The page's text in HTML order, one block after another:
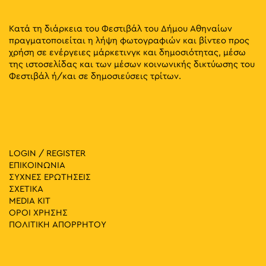
Κατά τη διάρκεια του Φεστιβάλ του Δήμου Αθηναίων
πραγματοποιείται η λήψη φωτογραφιών και βίντεο προς
χρήση σε ενέργειες μάρκετινγκ και δημοσιότητας, μέσω
της ιστοσελίδας και των μέσων κοινωνικής δικτύωσης του
Φεστιβάλ ή/και σε δημοσιεύσεις τρίτων.
LOGIN / REGISTER
ΕΠΙΚΟΙΝΩΝΙΑ
ΣΥΧΝΕΣ ΕΡΩΤΗΣΕΙΣ
ΣΧΕΤΙΚΑ
MEDIA ΚIT
ΟΡΟΙ ΧΡΗΣΗΣ
ΠΟΛΙΤΙΚΗ ΑΠΟΡΡΗΤΟΥ